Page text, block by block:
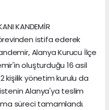
KANDEMİR
istifa ederek
Alanya Kurucu İlçe
oluşturduğu 16 asil
kişilik yönetim kurulu da
Alanya'ya teslim
süreci tamamlandı.